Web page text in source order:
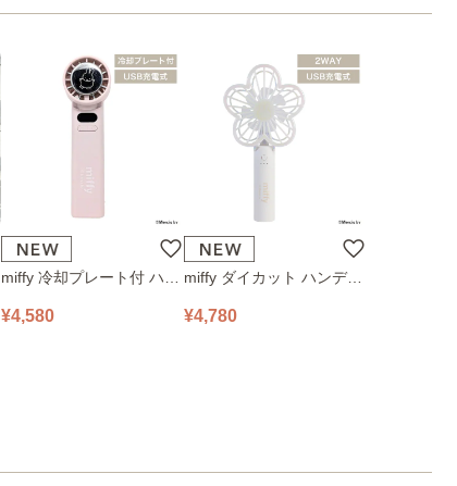
miffy 冷却プレート付 ハン
ピンク
¥4,580
miffy ダイカット ハンディ
ホワイト
¥4,780